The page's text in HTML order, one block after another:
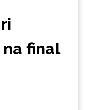
final